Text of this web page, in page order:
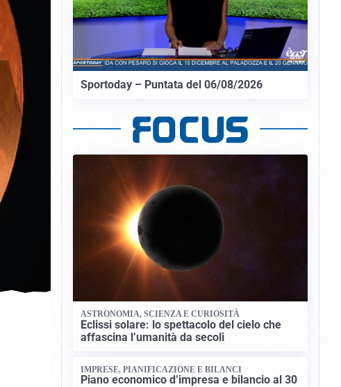
Sportoday – Puntata del 06/08/2026
ASTRONOMIA, SCIENZA E CURIOSITÀ
Eclissi solare: lo spettacolo del cielo che
affascina l’umanità da secoli
IMPRESE, PIANIFICAZIONE E BILANCI
Piano economico d’impresa e bilancio al 30